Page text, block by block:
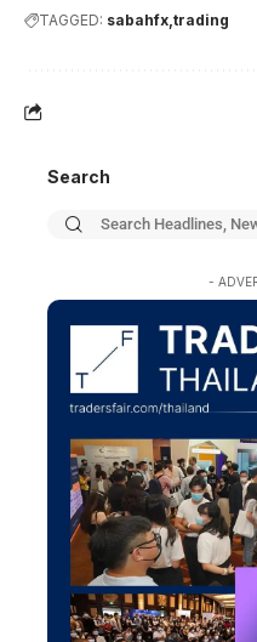
TAGGED: sabahfx trading
Search
-